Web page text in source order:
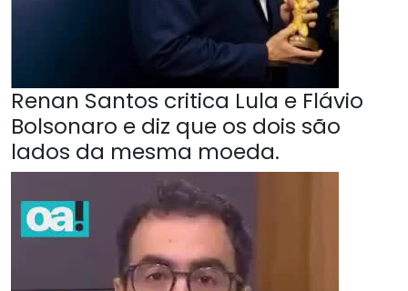
Renan Santos critica Lula e Flávio
Bolsonaro e diz que os dois são
lados da mesma moeda.